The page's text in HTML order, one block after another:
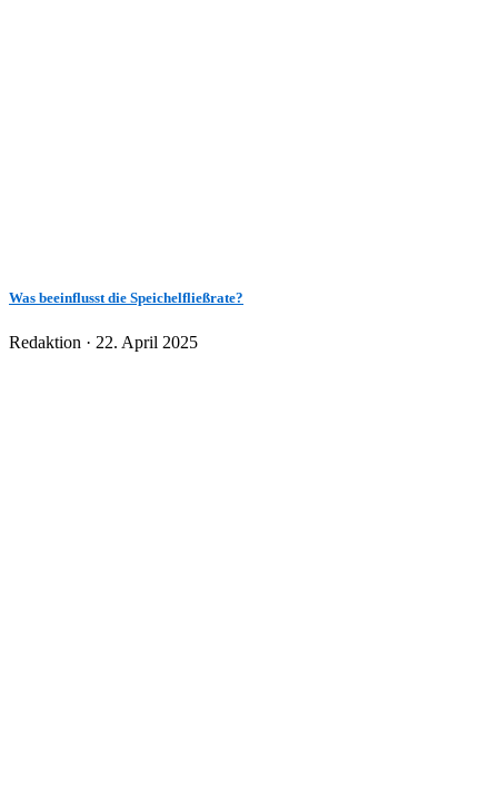
Was beeinflusst die Speichelfließrate?
Redaktion · Veröffentlicht
22. April 2025